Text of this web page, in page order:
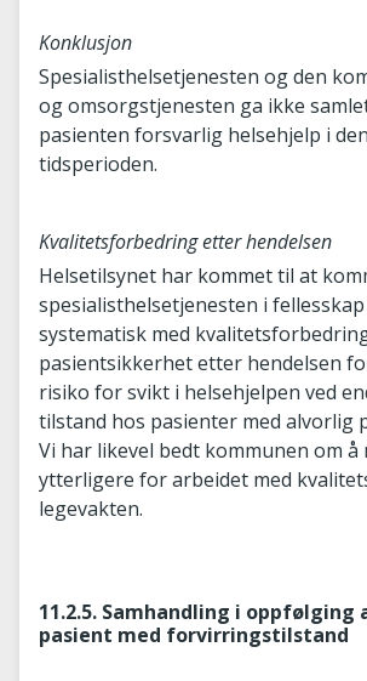
Konklusjon
Spesialisthelsetjenesten og den
og omsorgstjenesten ga ikke
pasienten forsvarlig helsehjelp i
tidsperioden.
Kvalitetsforbedring etter hendelsen
Helsetilsynet har kommet til at
spesialisthelsetjenesten i
systematisk med
pasientsikkerhet etter hendelsen
risiko for svikt i helsehjelpen ved
tilstand hos pasienter med alvorlig
Vi har likevel bedt kommunen om å
ytterligere for arbeidet med
legevakten.
11.2.5. Samhandling i oppfølging
pasient med forvirringstilstand